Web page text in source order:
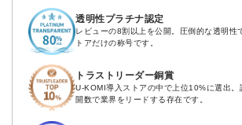
透明性プラチナ認定
レビューの8割以上を公開。圧倒的な透明性
トアだけの称号です。
トラストリーダー銅賞
U-KOMI導入ストアの中で上位10%に選出。
開数で業界をリードする存在です。